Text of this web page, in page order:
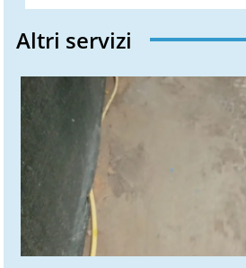
Altri servizi